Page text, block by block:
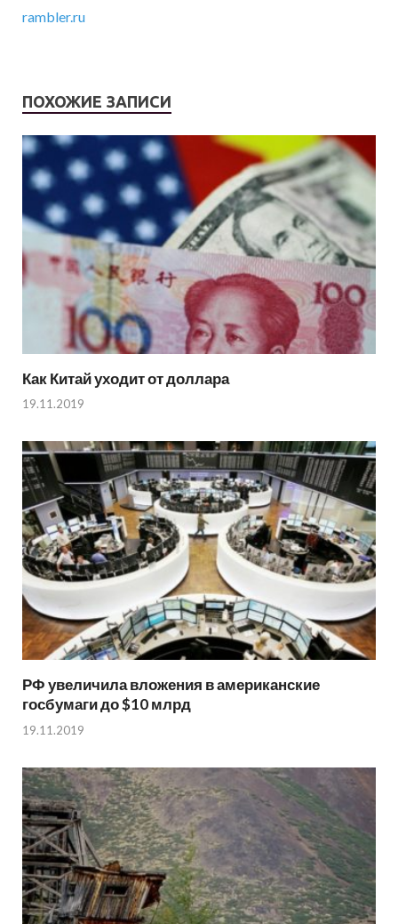
rambler.ru
ПОХОЖИЕ ЗАПИСИ
Как Китай уходит от доллара
19.11.2019
РФ увеличила вложения в американские
госбумаги до $10 млрд
19.11.2019